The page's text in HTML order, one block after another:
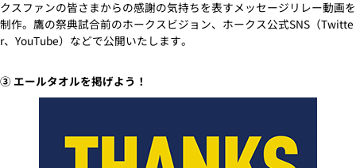
クスファンの皆さまからの感謝の気持ちを表すメッセージリレー動画を
制作。鷹の祭典試合前のホークスビジョン、ホークス公式SNS（Twitte
r、YouTube）などで公開いたします。
③ エールタオルを掲げよう！